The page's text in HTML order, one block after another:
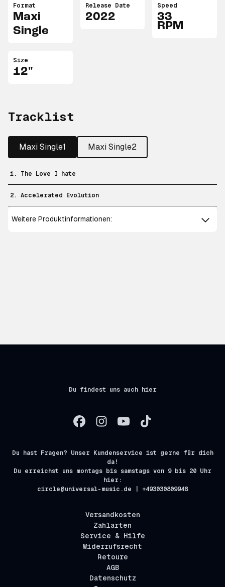
Format
Maxi
Single
Release Date
2022
Speed
33
RPM
Size
12"
Tracklist
Maxi Single1 Maxi Single2
1. The Love I hate
2. Accelerated Evolution
Weitere Produktinformationen:
Du findest uns auch hier
Du hast Fragen? Unser Kundenservice ist gerne für dich
da!
Du erreichst uns montags bis samstags von 9 bis 20 Uhr
hier:
circle@universal-music.de | +493030809948
Versandkosten
Zahlarten
Service & Hilfe
Widerrufsrecht
Retoure
AGB
Datenschutz